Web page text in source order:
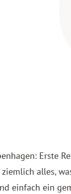
Erste
alles,
einfach ein